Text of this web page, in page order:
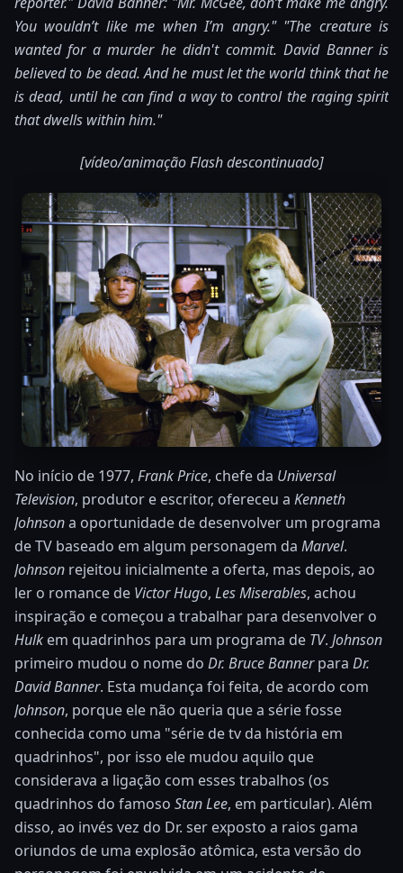
You wouldn’t like me when I’m angry." "The creature is
wanted for a murder he didn't commit. David Banner is
believed to be dead. And he must let the world think that he
is dead, until he can find a way to control the raging spirit
that dwells within him."
[vídeo/animação Flash descontinuado]
No início de 1977, Frank Price, chefe da Universal
Television, produtor e escritor, ofereceu a Kenneth
Johnsona oportunidade de desenvolver um programa
de TV baseado em algum personagem da Marvel.
Johnson rejeitou inicialmente a oferta, mas depois, ao
ler o romance de Victor Hugo, Les Miserables, achou
inspiração e começou a trabalhar para desenvolver o
Hulk em quadrinhos para um programa de TV. Johnson
primeiro mudou o nome do Dr. Bruce Bannerpara Dr.
David Banner. Esta mudança foi feita, de acordo com
Johnson, porque ele não queria que a série fosse
conhecida como uma "série de tv da história em
quadrinhos", por isso ele mudou aquilo que
considerava a ligação com esses trabalhos (os
quadrinhos do famoso Stan Lee, em particular). Além
disso, ao invés vez do Dr. ser exposto a raios gama
oriundos de uma explosão atômica, esta versão do